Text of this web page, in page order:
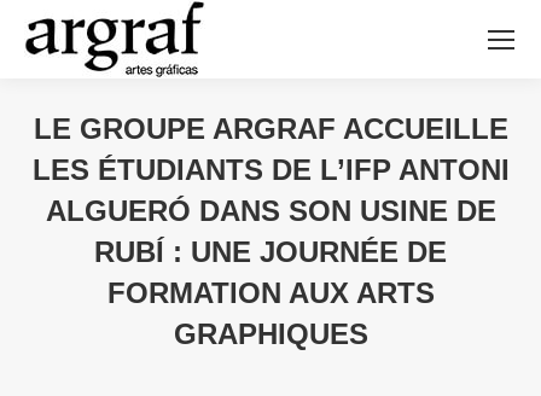
LE GROUPE ARGRAF ACCUEILLE
LES ÉTUDIANTS DE L’IFP ANTONI
ALGUERÓ DANS SON USINE DE
RUBÍ : UNE JOURNÉE DE
FORMATION AUX ARTS
GRAPHIQUES